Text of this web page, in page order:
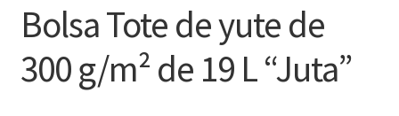
Bolsa Tote de yute de
300 g/m² de 19 L “Juta”